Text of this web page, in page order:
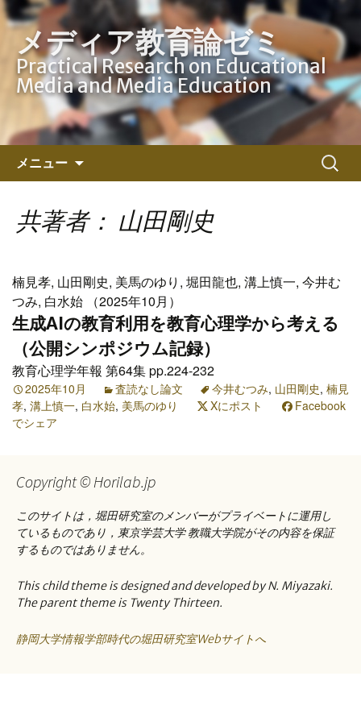
メディア教育論ゼミ
Practical Research on Educational
Media and Media Education
メニュー
ン
ツ
キ
ッ
プ
検
索:
共著者： 山田剛史
楠見孝, 山田剛史, 美馬のゆり, 堀田龍也, 溝上慎一, 今井む
つみ, 白水始 （2025年10月）
生成AIの教育利用を教育心理学から考える
（公開シンポジウム記録）
教育心理学年報 第64集 pp.224-232
2025年10月 査読なし論文 今井むつみ, 山田剛史, 楠見
孝, 溝上慎一, 白水始, 美馬のゆり Xにポスト
Facebook
でシェア
Copyright © Horilab.jp
このサイトは，堀田研究室のメンバーがプライベートに運用し
ているものであり，東京学芸大学 教職大学院がその内容を保証
するものではありません。
This child theme is designed and developed by N. Miyazaki.
The parent theme is Twenty Thirteen.
静岡大学情報学部時代の堀田研究室Webサイトへ